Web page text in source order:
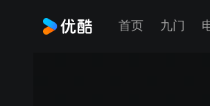
首页 九门